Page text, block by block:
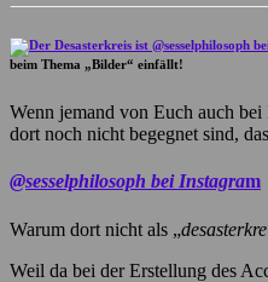
beim Thema „Bilder“ einfällt!
Wenn jemand von Euch auch
dort noch nicht begegnet sind,
@sesselphilosoph bei Instagram
Warum dort nicht als „
Weil da bei der Erstellung des